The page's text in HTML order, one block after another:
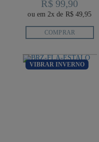
R$ 99,90
ou em 2x de R$ 49,95
COMPRAR
VIBRAR INVERNO